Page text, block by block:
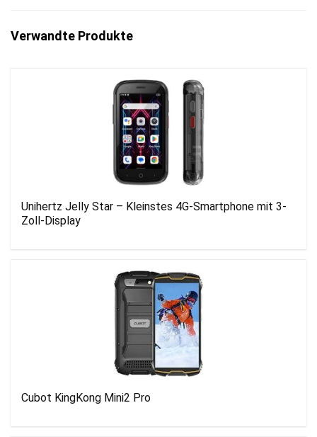
Verwandte Produkte
Unihertz Jelly Star – Kleinstes 4G-Smartphone mit 3-
Zoll-Display
Cubot KingKong Mini2 Pro